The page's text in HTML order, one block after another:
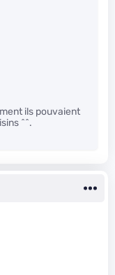
ils pouvaient
^^.